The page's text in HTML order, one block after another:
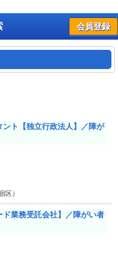
会員登録
ント【独立行政法人】／障が
区）
ド業務受託会社】／障がい者